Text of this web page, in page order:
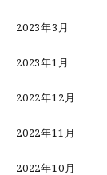
2023年3月
2023年1月
2022年12月
2022年11月
2022年10月